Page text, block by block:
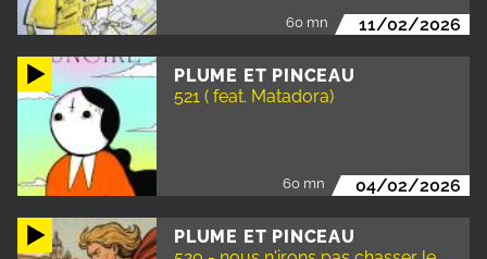
60 mn 11/02/2026
PLUME ET PINCEAU
521 ( feat. Matadora)
60 mn 04/02/2026
PLUME ET PINCEAU